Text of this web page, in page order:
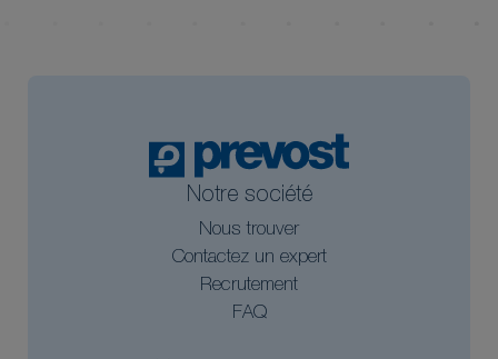
Notre société
Nous trouver
Contactez un expert
Recrutement
FAQ